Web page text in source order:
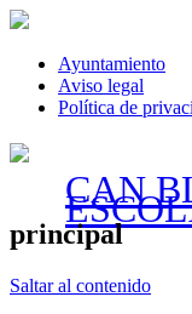
Ayuntamiento
Aviso legal
Política de
CAN
principal
Saltar al contenido